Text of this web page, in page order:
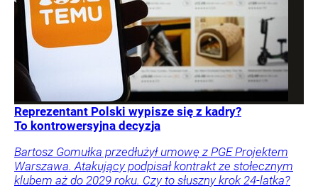
Reprezentant Polski wypisze się z kadry?
To kontrowersyjna decyzja
Bartosz Gomułka przedłużył umowę z PGE Projektem
Warszawa. Atakujący podpisał kontrakt ze stołecznym
klubem aż do 2029 roku. Czy to słuszny krok 24-latka?